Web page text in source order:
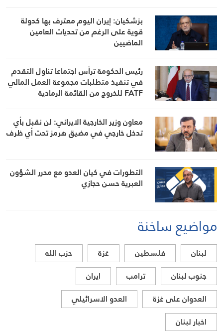
بزشكيان: إيران اليوم معترف بها كدولة
قوية على الرغم من تحديات العامين
الماضيين
رئيس الحكومة ترأس اجتماعا تناول التقدم
في تنفيذ متطلبات مجموعة العمل المالي
FATF للخروج من القائمة الرمادية
معاون وزير الخارجية الايراني: لن نقبل بأي
تدخل خارجي في مضيق هرمز تحت أي ظرف
التطورات في كيان العدو مع محرر الشؤون
العبرية حسن حجازي
مواضيع ساخنة
لبنان فلسطين غزة
حزب الله
جنوب لبنان
ترامب
ايران
العدوان على غزة
العدو الاسرائيلي
اخبار لبنان